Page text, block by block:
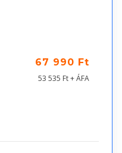
67 990 Ft
53 535 Ft + ÁFA